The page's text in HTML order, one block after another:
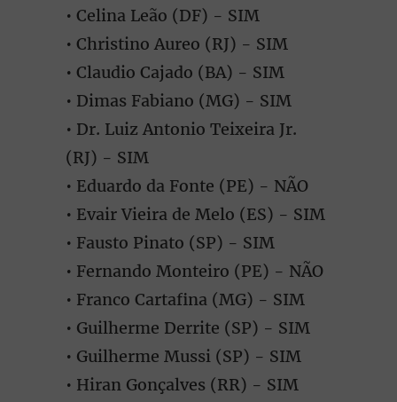
• Celina Leão (DF) - SIM
• Christino Aureo (RJ) - SIM
• Claudio Cajado (BA) - SIM
• Dimas Fabiano (MG) - SIM
• Dr. Luiz Antonio Teixeira Jr.
(RJ) - SIM
• Eduardo da Fonte (PE) - NÃO
• Evair Vieira de Melo (ES) - SIM
• Fausto Pinato (SP) - SIM
• Fernando Monteiro (PE) - NÃO
• Franco Cartafina (MG) - SIM
• Guilherme Derrite (SP) - SIM
• Guilherme Mussi (SP) - SIM
• Hiran Gonçalves (RR) - SIM